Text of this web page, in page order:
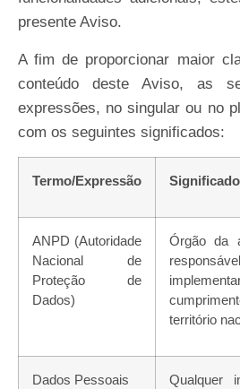
presente Aviso.
A fim de proporcionar maior
conteúdo deste Aviso, as
expressões, no singular ou no
com os seguintes significados:
Termo/Expressão Significado
ANPD (Autoridade
Nacional de
Proteção de
Dados)
Órgão da
território
Dados Pessoais
Qualquer